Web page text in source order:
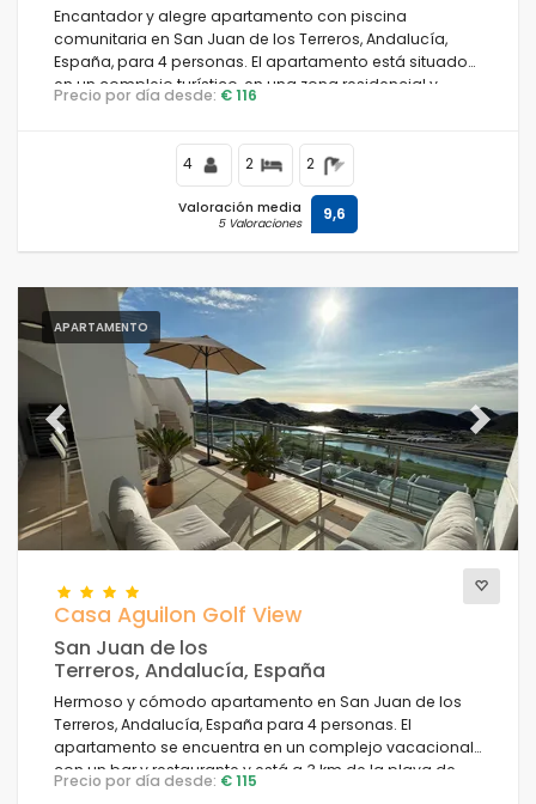
Encantador y alegre apartamento con piscina
comunitaria en San Juan de los Terreros, Andalucía,
España, para 4 personas. El apartamento está situado
en un complejo turístico, en una zona residencial y
montañosa cerca de la playa, a poca distancia de
Precio por día desde: € 116
4 2 2
Valoración media
5 Valoraciones 9,6
APARTAMENTO
Previous Next
Casa Aguilon Golf View
San Juan de los
Terreros, Andalucía, España
Hermoso y cómodo apartamento en San Juan de los
Terreros, Andalucía, España para 4 personas. El
apartamento se encuentra en un complejo vacacional
con un bar y restaurante y está a 3 km de la playa de
Playa la Entrevista.
Precio por día desde: € 115